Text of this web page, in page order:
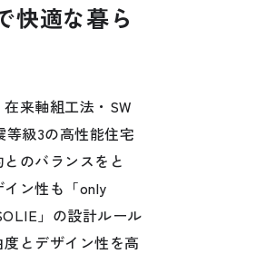
快適な暮ら
来軸組工法・SW
等級3の高性能住宅
のバランスをと
ン性も「only
」の設計ルール
とデザイン性を高